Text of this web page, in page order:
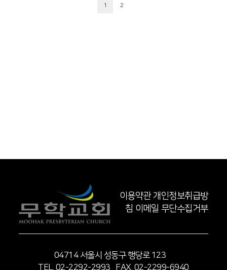
1 2
이용약관 개인정보취급방
침 이메일 무단수집거부
04714 서울시 성동구 행당로 123
TEL. 02-2292-2993 FAX. 02-2299-6940